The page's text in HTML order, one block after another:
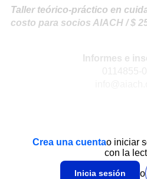
Taller teórico-práctico en
costo para socios AIACH / $
Informes e
Crea una cuentao iniciar
con la
Inicia sesión o